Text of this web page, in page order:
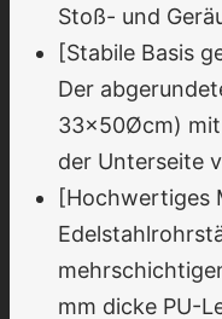
Stoß- und
[Stabile Basis
Der
33x50Øcm) mit
der Unterseite
[Hochwertiges
mm dicke PU-